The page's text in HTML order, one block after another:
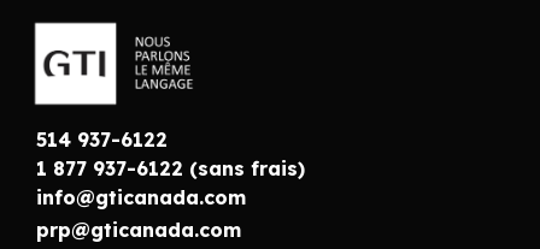
514 937-6122
1 877 937-6122 (sans frais)
info@gticanada.com
prp@gticanada.com